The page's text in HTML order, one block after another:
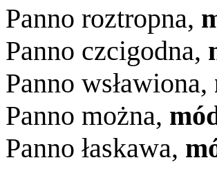
Panno roztropna,
Panno czcigodna,
Panno wsławiona,
Panno można,
Panno łaskawa,